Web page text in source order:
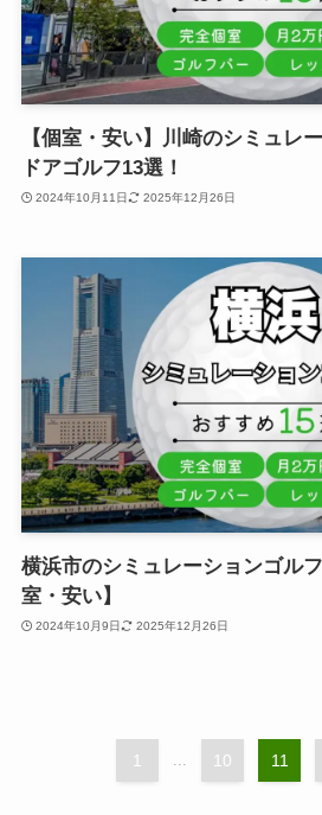
【個室・安い】川崎のシミュレ
ドアゴルフ13選！
2024年10月11日 2025年12月26日
横浜市のシミュレーションゴル
室・安い】
2024年10月9日 2025年12月26日
1 ... 10 11